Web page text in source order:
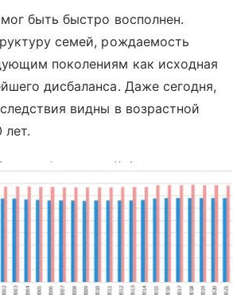
быть быстро восполнен.
семей, рождаемость
поколениям как исходная
дисбаланса. Даже сегодня,
видны в возрастной
лет.